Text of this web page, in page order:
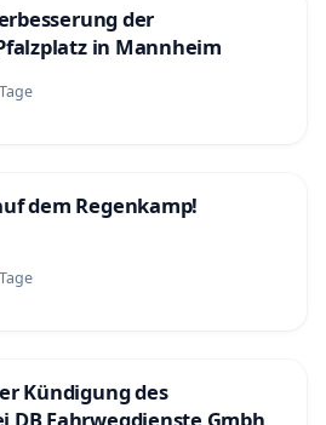
der
in Mannheim
dem Regenkamp!
Kündigung des
DB Fahrwegdienste Gmbh